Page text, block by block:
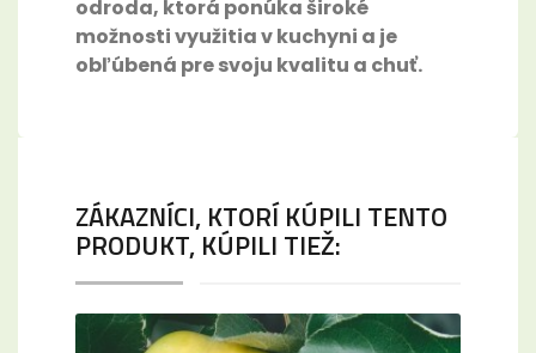
odroda, ktorá ponúka široké
možnosti využitia v kuchyni a je
obľúbená pre svoju kvalitu a chuť.
ZÁKAZNÍCI, KTORÍ KÚPILI TENTO
PRODUKT, KÚPILI TIEŽ: